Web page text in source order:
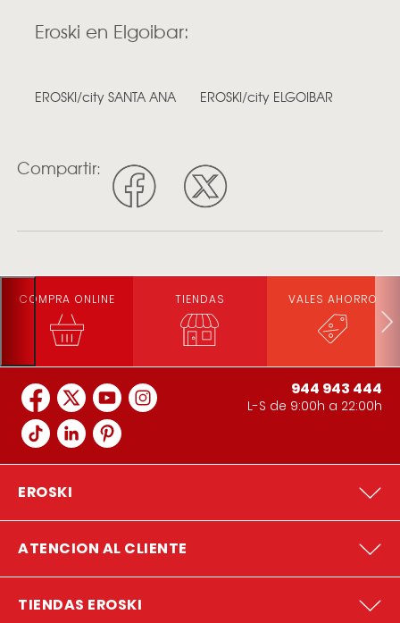
Eroski en Elgoibar:
EROSKI/city SANTA ANA EROSKI/city ELGOIBAR
Compartir:
COMPRA ONLINE TIENDAS VALES AHORRO
944 943 444
L-S de 9:00h a 22:00h
EROSKI
ATENCION AL CLIENTE
TIENDAS EROSKI